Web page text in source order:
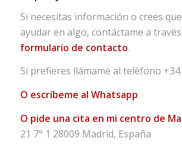
Si necesitas información o crees
ayudar en algo, contáctame a
formulario de contacto.
Si prefieres llámame al teléfono
O escríbeme al Whatsapp.
O pide una cita en mi centro de
21 7° 1 28009 Madrid, España